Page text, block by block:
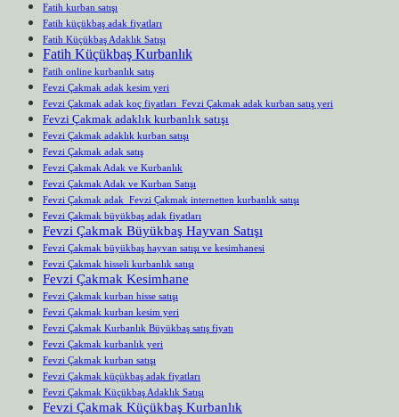
Fatih kurban satışı
Fatih küçükbaş adak fiyatları
Fatih Küçükbaş Adaklık Satışı
Fatih Küçükbaş Kurbanlık
Fatih online kurbanlık satış
Fevzi Çakmak adak kesim yeri
Fevzi Çakmak adak koç fiyatları Fevzi Çakmak adak kurban satış yeri
Fevzi Çakmak adaklık kurbanlık satışı
Fevzi Çakmak adaklık kurban satışı
Fevzi Çakmak adak satış
Fevzi Çakmak Adak ve Kurbanlık
Fevzi Çakmak Adak ve Kurban Satışı
Fevzi Çakmak adak Fevzi Çakmak internetten kurbanlık satışı
Fevzi Çakmak büyükbaş adak fiyatları
Fevzi Çakmak Büyükbaş Hayvan Satışı
Fevzi Çakmak büyükbaş hayvan satışı ve kesimhanesi
Fevzi Çakmak hisseli kurbanlık satışı
Fevzi Çakmak Kesimhane
Fevzi Çakmak kurban hisse satışı
Fevzi Çakmak kurban kesim yeri
Fevzi Çakmak Kurbanlık Büyükbaş satış fiyatı
Fevzi Çakmak kurbanlık yeri
Fevzi Çakmak kurban satışı
Fevzi Çakmak küçükbaş adak fiyatları
Fevzi Çakmak Küçükbaş Adaklık Satışı
Fevzi Çakmak Küçükbaş Kurbanlık